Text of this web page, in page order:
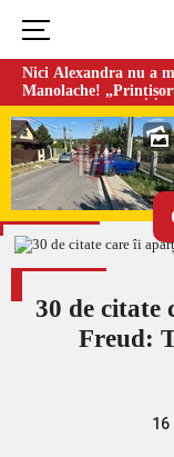
Nici Alexandra nu a
Manolache!
doi ani de căsnicie
30 de citate
Freud:
16